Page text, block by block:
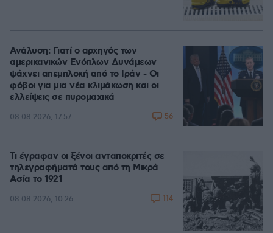
Ανάλυση: Γιατί ο αρχηγός των
αμερικανικών Ενόπλων Δυνάμεων
ψάχνει απεμπλοκή από το Ιράν - Οι
φόβοι για μια νέα κλιμάκωση και οι
ελλείψεις σε πυρομαχικά
08.08.2026, 17:57 56
Τι έγραφαν οι ξένοι ανταποκριτές σε
τηλεγραφήματά τους από τη Μικρά
Ασία το 1921
08.08.2026, 10:26 114